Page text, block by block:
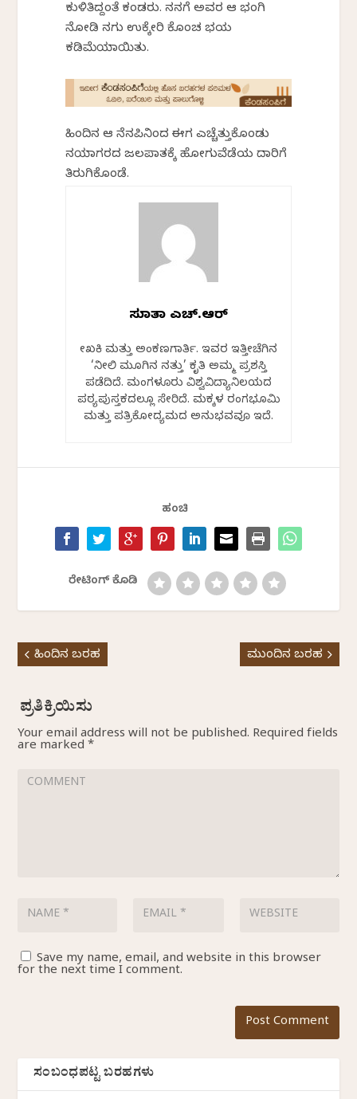
ಕುಳಿತಿದ್ದಂತೆ ಕಂಡರು. ನನಗೆ ಅವರ ಆ ಭಂಗಿ
ನೋಡಿ ನಗು ಉಕ್ಕೇರಿ ಕೊಂಚ ಭಯ
ಕಡಿಮೆಯಾಯಿತು.
ಹಿಂದಿನ ಆ ನೆನಪಿನಿಂದ ಈಗ ಎಚ್ಚೆತ್ತುಕೊಂಡು
ನಯಾಗರದ ಜಲಪಾತಕ್ಕೆ ಹೋಗುವೆಡೆಯ ದಾರಿಗೆ
ತಿರುಗಿಕೊಂಡೆ.
ಸುಜಾತಾ ಎಚ್.ಆರ್
ಲೇಖಕಿ ಮತ್ತು ಅಂಕಣಗಾರ್ತಿ. ಇವರ ಇತ್ತೀಚೆಗಿನ
‘ನೀಲಿ ಮೂಗಿನ ನತ್ತು’ ಕೃತಿ ಅಮ್ಮ ಪ್ರಶಸ್ತಿ
ಪಡೆದಿದೆ. ಮಂಗಳೂರು ವಿಶ್ವವಿದ್ಯಾನಿಲಯದ
ಪಠ್ಯಪುಸ್ತಕದಲ್ಲೂ ಸೇರಿದೆ. ಮಕ್ಕಳ ರಂಗಭೂಮಿ
ಮತ್ತು ಪತ್ರಿಕೋದ್ಯಮದ ಅನುಭವವೂ ಇದೆ.
ಹಂಚಿ
ರೇಟಿಂಗ್ ಕೊಡಿ
ಹಿಂದಿನ ಬರಹ ಮುಂದಿನ ಬರಹ
Your email address will not be published. Required fields
are marked*
Save my name, email, and website in this browser
for the next time I comment.
ಸಂಬಂಧಪಟ್ಟ ಬರಹಗಳು